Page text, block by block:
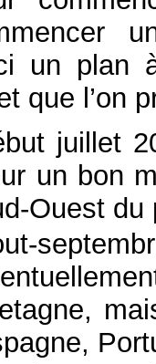
un plan
que l’on
juillet
un bon
Ouest du